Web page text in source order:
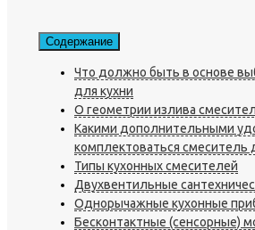
Содержание
Что должно быть в основе
для кухни
О геометрии излива
Какими дополнительными
комплектоваться смеситель
Типы кухонных смесителей
Двухвентильные
Однорычажные кухонные
Бесконтактные (сенсорные)